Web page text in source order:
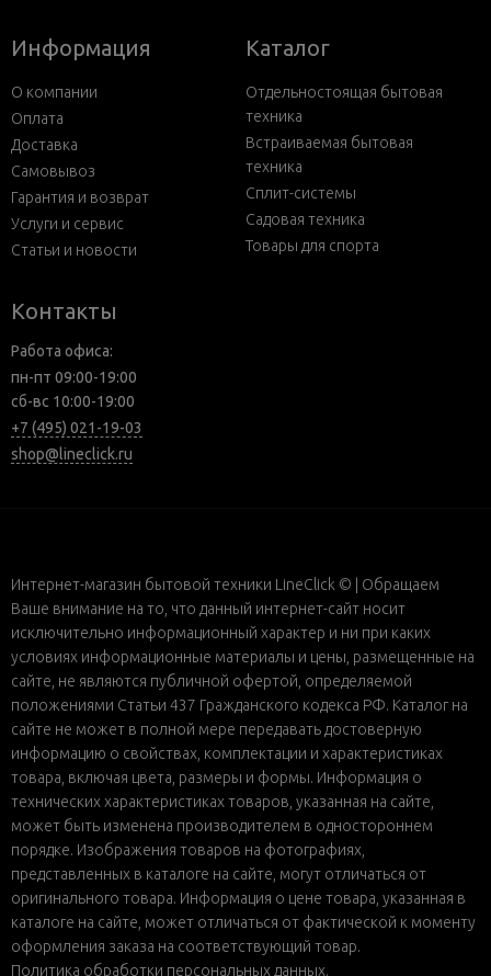
Информация
О компании
Оплата
Доставка
Самовывоз
Гарантия и возврат
Услуги и сервис
Статьи и новости
Каталог
Отдельностоящая бытовая
техника
Встраиваемая бытовая
техника
Сплит-системы
Садовая техника
Товары для спорта
Контакты
Работа офиса:
пн-пт 09:00-19:00
сб-вс 10:00-19:00
+7 (495) 021-19-03
shop@lineclick.ru
Интернет-магазин бытовой техники LineClick © | Обращаем
Ваше внимание на то, что данный интернет-сайт носит
исключительно информационный характер и ни при каких
условиях информационные материалы и цены, размещенные на
сайте, не являются публичной офертой, определяемой
положениями Статьи 437 Гражданского кодекса РФ. Каталог на
сайте не может в полной мере передавать достоверную
информацию о свойствах, комплектации и характеристиках
товара, включая цвета, размеры и формы. Информация о
технических характеристиках товаров, указанная на сайте,
может быть изменена производителем в одностороннем
порядке. Изображения товаров на фотографиях,
представленных в каталоге на сайте, могут отличаться от
оригинального товара. Информация о цене товара, указанная в
каталоге на сайте, может отличаться от фактической к моменту
оформления заказа на соответствующий товар.
Политика обработки персональных данных.